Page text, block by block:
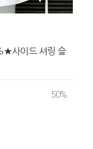
사이드 셔링 슬
50%